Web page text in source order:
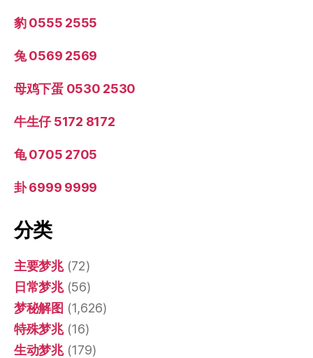
豹 0555 2555
兔 0569 2569
母鸡下蛋 0530 2530
牛生仔 5172 8172
龟 0705 2705
卦 6999 9999
分类
主要梦兆(72)
日常梦兆(56)
梦秘解图 (1,626)
特殊梦兆(16)
生动梦兆(179)